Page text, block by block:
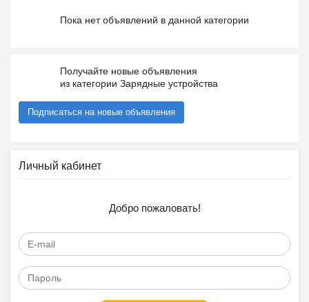
Пока нет объявлений в данной категории
Получайте новые объявления
из категории Зарядные устройства
Подписаться на новые объявления
Личный кабинет
Добро пожаловать!